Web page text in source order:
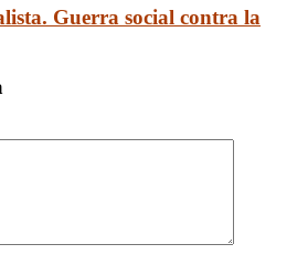
Guerra social contra la